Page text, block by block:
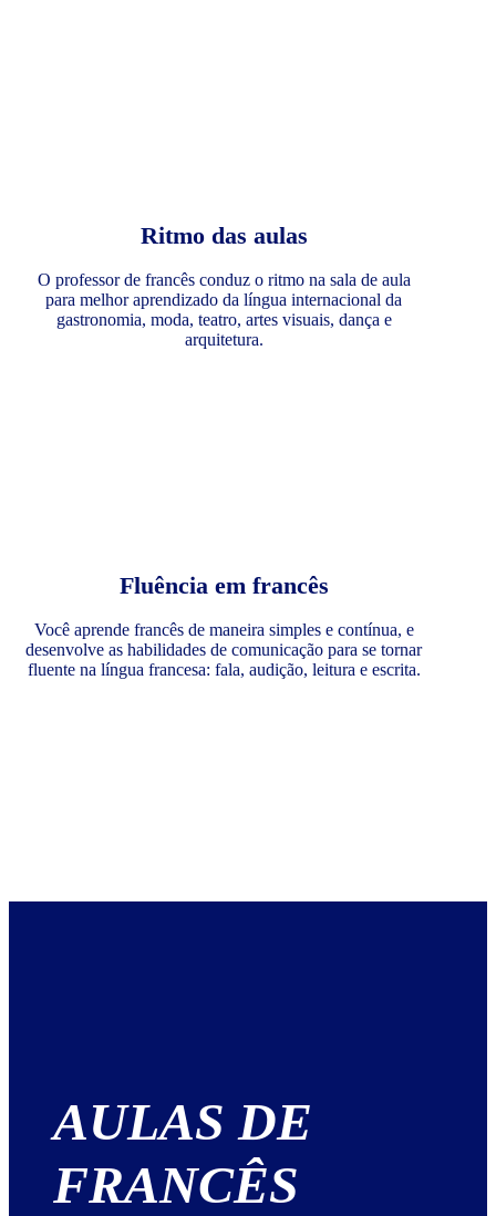
Ritmo das aulas
O professor de francês conduz o ritmo na sala de aula
para melhor aprendizado da língua internacional da
gastronomia, moda, teatro, artes visuais, dança e
arquitetura.
Fluência em francês
Você aprende francês de maneira simples e contínua, e
desenvolve as habilidades de comunicação para se tornar
fluente na língua francesa: fala, audição, leitura e escrita.
AULAS DE
FRANCÊS